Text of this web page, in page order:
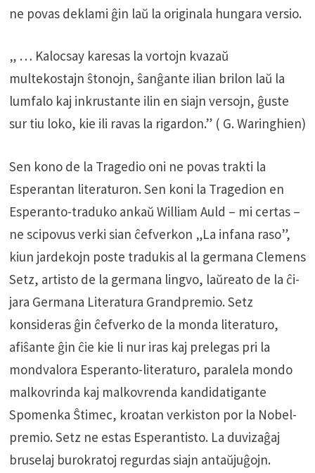
ne povas deklami ĝin laŭ la originala hungara versio.
„ … Kalocsay karesas la vortojn kvazaŭ
multekostajn ŝtonojn, ŝanĝante ilian brilon laŭ la
lumfalo kaj inkrustante ilin en siajn versojn, ĝuste
sur tiu loko, kie ili ravas la rigardon.” ( G. Waringhien)
Sen kono de la Tragedio oni ne povas trakti la
Esperantan literaturon. Sen koni la Tragedion en
Esperanto-traduko ankaŭ William Auld – mi certas –
ne scipovus verki sian ĉefverkon „La infana raso”,
kiun jardekojn poste tradukis al la germana Clemens
Setz, artisto de la germana lingvo, laŭreato de la ĉi-
jara Germana Literatura Grandpremio. Setz
konsideras ĝin ĉefverko de la monda literaturo,
afiŝante ĝin ĉie kie li nur iras kaj prelegas pri la
mondvalora Esperanto-literaturo, paralela mondo
malkovrinda kaj malkovrenda kandidatigante
Spomenka Ŝtimec, kroatan verkiston por la Nobel-
premio. Setz ne estas Esperantisto. La duvizaĝaj
bruselaj burokratoj regurdas siajn antaŭjuĝojn.